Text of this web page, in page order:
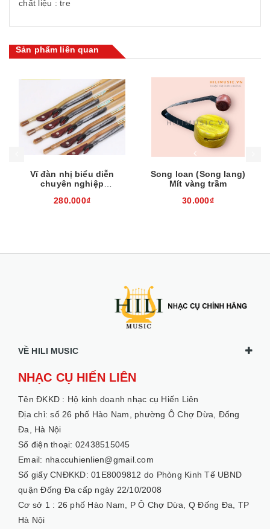
chất liệu : tre
Sản phẩm liên quan
Vĩ đàn nhị biểu diễn
chuyên nghiệp
280.000₫
Song loan (Song lang)
Mít vàng trầm
30.000₫
Mua hàng
VỀ HILI MUSIC
NHẠC CỤ HIẾN LIÊN
Tên ĐKKD : Hộ kinh doanh nhạc cụ Hiến Liên
Địa chỉ: số 26 phố Hào Nam, phường Ô Chợ Dừa, Đống
Đa, Hà Nội
Số điện thoại: 02438515045
Email: nhaccuhienlien@gmail.com
Số giấy CNĐKKD: 01E8009812 do Phòng Kinh Tế UBND
quận Đống Đa cấp ngày 22/10/2008
Cơ sở 1 : 26 phố Hào Nam, P Ô Chợ Dừa, Q Đống Đa, TP
Hà Nội